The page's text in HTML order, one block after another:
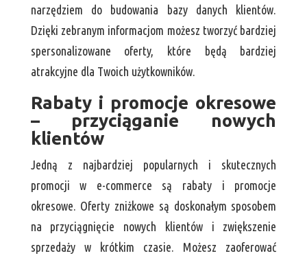
narzędziem do budowania bazy danych klientów.
Dzięki zebranym informacjom możesz tworzyć bardziej
spersonalizowane oferty, które będą bardziej
atrakcyjne dla Twoich użytkowników.
Rabaty i promocje okresowe
– przyciąganie nowych
klientów
Jedną z najbardziej popularnych i skutecznych
promocji w e-commerce są rabaty i promocje
okresowe. Oferty zniżkowe są doskonałym sposobem
na przyciągnięcie nowych klientów i zwiększenie
sprzedaży w krótkim czasie. Możesz zaoferować